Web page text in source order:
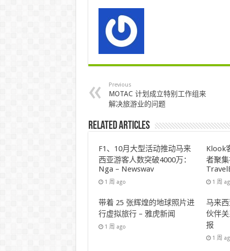
Previous
MOTAC 计划成立特别工作组来
解决旅游业的问题
Related Articles
F1、10月大型活动推动马来
西亚游客人数突破4000万：
Nga – Newswav
1 周 ago
Klook
者聚
1 周
带着 25 张辉煌的地球照片进
行虚拟旅行 – 雅虎新闻
1 周 ago
马来
伙伴
报
1 周